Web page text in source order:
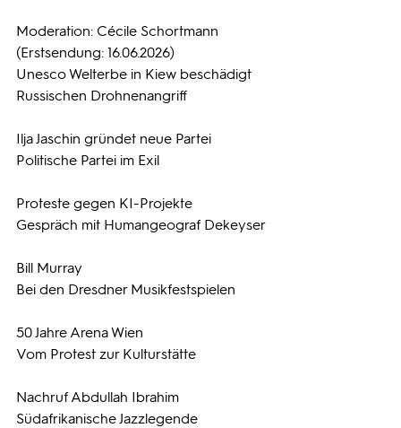
Moderation: Cécile Schortmann
(Erstsendung: 16.06.2026)
Unesco Welterbe in Kiew beschädigt
Russischen Drohnenangriff
Ilja Jaschin gründet neue Partei
Politische Partei im Exil
Proteste gegen KI-Projekte
Gespräch mit Humangeograf Dekeyser
Bill Murray
Bei den Dresdner Musikfestspielen
50 Jahre Arena Wien
Vom Protest zur Kulturstätte
Nachruf Abdullah Ibrahim
Südafrikanische Jazzlegende